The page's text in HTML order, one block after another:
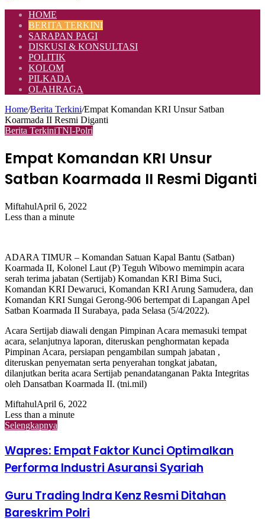
HOME
BERITA TERKINI
SARAPAN PAGI
DISKUSI & KONSULTASI
POLITIK
KOLOM
PILKADA
OLAHRAGA
Home/Berita Terkini/Empat Komandan KRI Unsur Satban
Koarmada II Resmi Diganti
Berita TerkiniTNI-Polri
Empat Komandan KRI Unsur
Satban Koarmada II Resmi Diganti
MiftahulApril 6, 2022
Less than a minute
ADARA TIMUR – Komandan Satuan Kapal Bantu (Satban)
Koarmada II, Kolonel Laut (P) Teguh Wibowo memimpin acara
serah terima jabatan (Sertijab) Komandan KRI Bima Suci,
Komandan KRI Dewaruci, Komandan KRI Arung Samudera, dan
Komandan KRI Sungai Gerong-906 bertempat di Lapangan Apel
Satban Koarmada II Surabaya, pada Selasa (5/4/2022).
Acara Sertijab diawali dengan Pimpinan Acara memasuki tempat
acara, selanjutnya laporan, diteruskan penghormatan kepada
Pimpinan Acara, persiapan pengambilan sumpah jabatan ,
diteruskan penyematan serta penyerahan tongkat jabatan,
dilanjutkan berita acara Sertijab penandatanganan Pakta Integritas
oleh Dansatban Koarmada II. (tni.mil)
MiftahulApril 6, 2022
Less than a minute
Selengkapnya
Wapres: Empat Faktor Kunci Optimalkan
Performa Industri Asuransi Syariah
Guru Trading Indra Kenz Resmi Ditahan
Bareskrim Polri